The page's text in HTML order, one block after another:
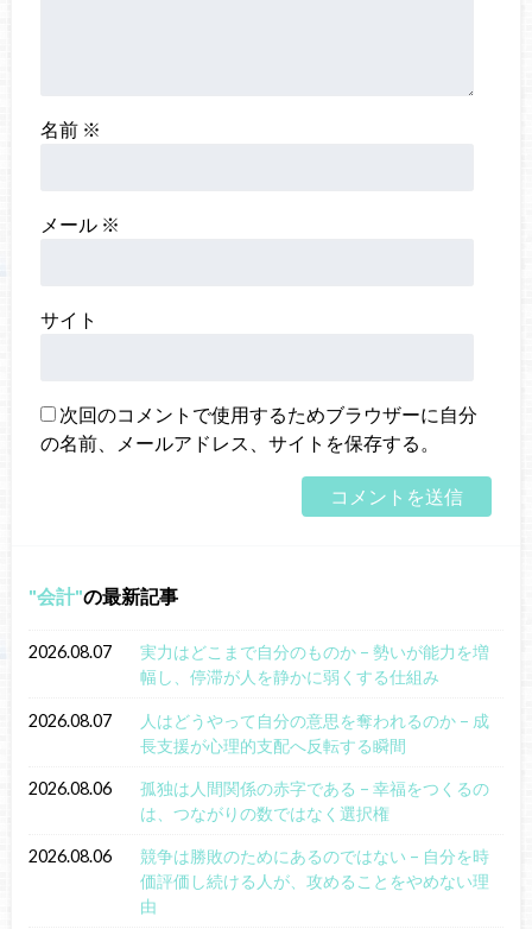
名前 ※
メール ※
サイト
次回のコメントで使用するためブラウザーに自分
の名前、メールアドレス、サイトを保存する。
会計 の最新記事
2026.08.07
実力はどこまで自分のものか – 勢いが能力を増
幅し、停滞が人を静かに弱くする仕組み
2026.08.07
人はどうやって自分の意思を奪われるのか – 成
長支援が心理的支配へ反転する瞬間
2026.08.06
孤独は人間関係の赤字である – 幸福をつくるの
は、つながりの数ではなく選択権
2026.08.06
競争は勝敗のためにあるのではない – 自分を時
価評価し続ける人が、攻めることをやめない理
由